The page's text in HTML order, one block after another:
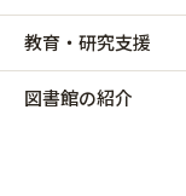
教育・研究支援
図書館の紹介